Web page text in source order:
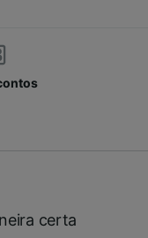
certa